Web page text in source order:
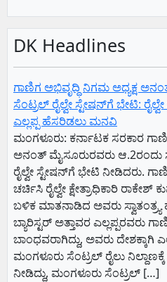
DK Headlines
ಗಾಣಿಗ ಅಭಿವೃದ್ಧಿ ನಿಗಮ ಅಧ್ಯಕ್ಷ‌
ಸೆಂಟ್ರಲ್‌ ರೈಲ್ವೇ ಸ್ಟೇಷನ್‌ಗೆ ಭೇಟಿ:
ಎಲ್ಲಪ್ಪ ಹೆಸರಿಡಲು ಮನವಿ
ಮಂಗಳೂರು: ಕರ್ನಾಟಕ ಸರಕಾರ
ಅನಂತ್‌ ಮೈಸೂರುರವರು
ರೈಲ್ವೇ ಸ್ಟೇಷನ್‌ಗೆ ಭೇಟಿ ನೀಡಿದರು.
ಚರ್ಚಿಸಿ ರೈಲ್ವೇ ಕ್ಷೇತ್ರಾಧಿಕಾರಿ
ಬಳಿಕ ಮಾತನಾಡಿದ ಅವರು
ಬ್ಯಾರಿಸ್ಟರ್‌ ಅತ್ತಾವರ
ಬಾಂಧವರಾಗಿದ್ದು, ಅವರು
ಮಂಗಳೂರು ಸೆಂಟ್ರಲ್‌ ರೈಲು
ನೀಡಿದ್ದು, ಮಂಗಳೂರು ಸೆಂಟ್ರಲ್‌ […]